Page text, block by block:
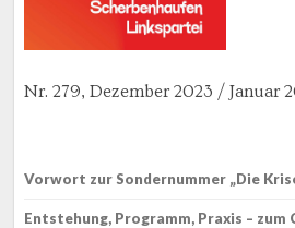
Nr. 279, Dezember 2023 / Januar
Vorwort zur Sondernummer „Die
Entstehung, Programm, Praxis – zum